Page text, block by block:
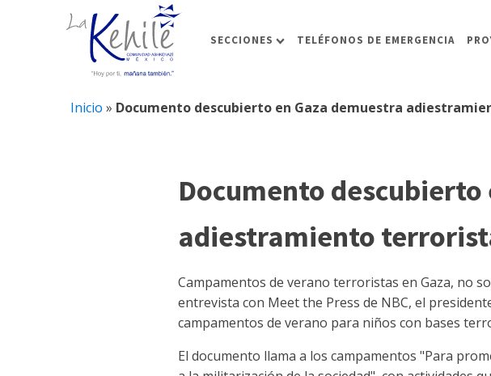
SECCIONES TELÉFONOS DE EMERGENCIA
Inicio » Documento descubierto en Gaza demuestra
Documento descubierto
adiestramiento
Campamentos de verano terroristas en Gaza, no
entrevista con Meet the Press de NBC, el
campamentos de verano para niños con bases
El documento llama a los campamentos "Para